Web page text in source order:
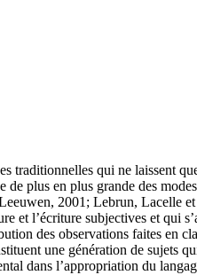
traditionnelles qui ne laissent
plus en plus grande des
2001; Lebrun, Lacelle
et l’écriture subjectives et qui
des observations faites en
une génération de sujets
dans l’appropriation du